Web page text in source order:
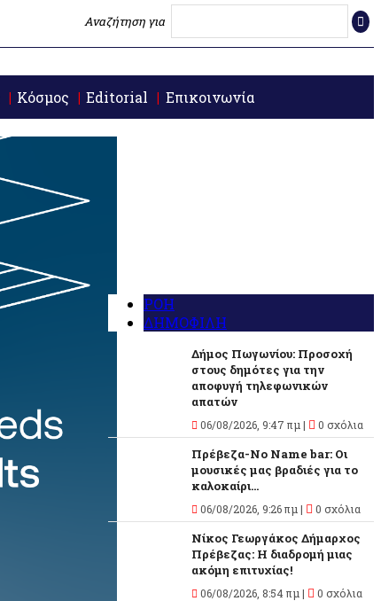
Αναζήτηση για
Κόσμος Editorial Επικοινωνία
ΡΟΗ
ΔΗΜΟΦΙΛΗ
Δήμος Πωγωνίου: Προσοχή
στους δημότες για την
αποφυγή τηλεφωνικών
απατών
06/08/2026, 9:47 πμ | 0 σχόλια
Πρέβεζα-No Name bar: Οι
μουσικές μας βραδιές για το
καλοκαίρι...
06/08/2026, 9:26 πμ | 0 σχόλια
Νίκος Γεωργάκος Δήμαρχος
Πρέβεζας: Η διαδρομή μιας
ακόμη επιτυχίας!
06/08/2026, 8:54 πμ | 0 σχόλια